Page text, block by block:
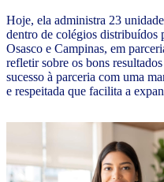
Hoje, ela administra 23
dentro de colégios distribuídos
Osasco e Campinas, em
refletir sobre os bons
sucesso à parceria com uma
e respeitada que facilita a